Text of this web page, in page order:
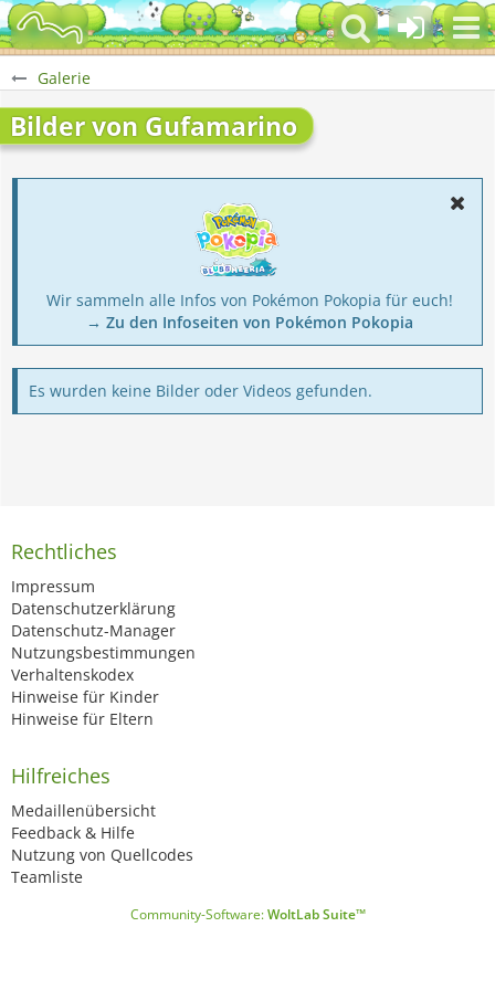
Galerie
Bilder von Gufamarino
Wir sammeln alle Infos von Pokémon Pokopia für euch!
→ Zu den Infoseiten von Pokémon Pokopia
Es wurden keine Bilder oder Videos gefunden.
Rechtliches
Impressum
Datenschutzerklärung
Datenschutz-Manager
Nutzungsbestimmungen
Verhaltenskodex
Hinweise für Kinder
Hinweise für Eltern
Hilfreiches
Medaillenübersicht
Feedback & Hilfe
Nutzung von Quellcodes
Teamliste
Community-Software:WoltLab Suite™